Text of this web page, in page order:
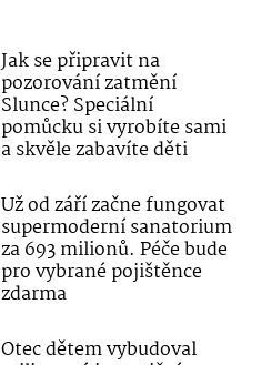
Jak se připravit na
pozorování zatmění
Slunce? Speciální
pomůcku si vyrobíte sami
a skvěle zabavíte děti
Už od září začne fungovat
supermoderní sanatorium
za 693 milionů. Péče bude
pro vybrané pojištěnce
zdarma
Otec dětem vybudoval